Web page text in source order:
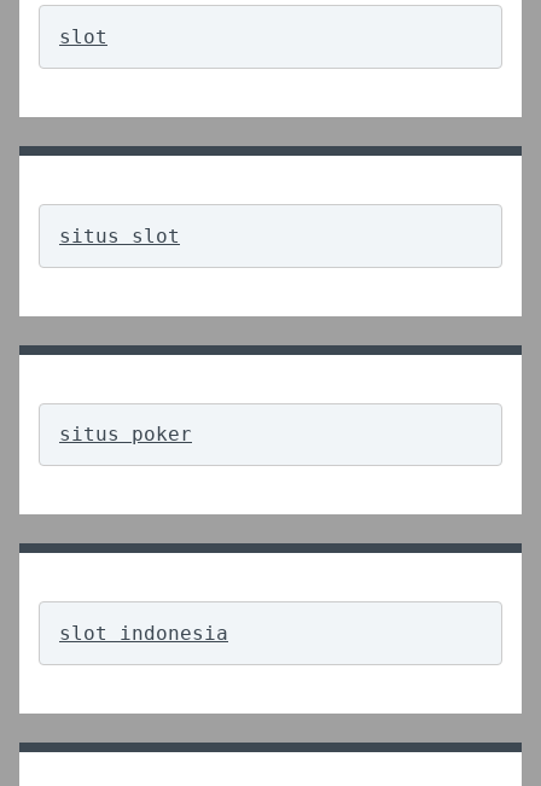
slot
situs slot
situs poker
slot indonesia